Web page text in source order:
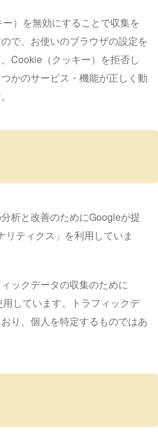
）を無効にすることで収集を
で、お使いのブラウザの設定を
Cookie（クッキー）を拒否し
かのサービス・機能が正しく動
析と改善のためにGoogleが提
ティクス」を利用していま
ックデータの収集のために
しています。トラフィックデ
り、個人を特定するものではあ